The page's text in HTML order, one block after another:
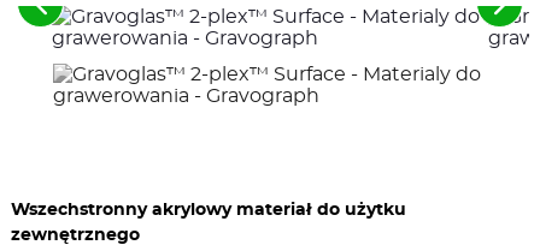
See
the
previous
elements
See
the
Wszechstronny akrylowy materiał do użytku
zewnętrznego